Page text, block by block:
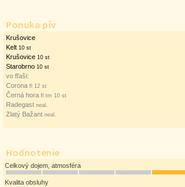
Ponuka pív
Krušovice
Kelt 10 st
Krušovice 10 st
Starobrno 10 st
vo fľaši:
Corona fl 12 st
Černá hora fl tm 10 st
Radegast neal.
Zlatý Bažant neal.
Hodnotenie
Celkový dojem, atmosféra
Kvalita obsluhy